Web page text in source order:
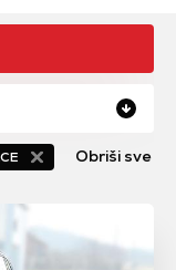
Obriši sve